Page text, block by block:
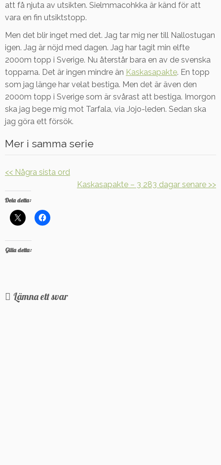
att få njuta av utsikten. Sielmmacohkka är känd för att
vara en fin utsiktstopp.
Men det blir inget med det. Jag tar mig ner till Nallostugan
igen. Jag är nöjd med dagen. Jag har tagit min elfte
2000m topp i Sverige. Nu återstår bara en av de svenska
topparna. Det är ingen mindre än Kaskasapakte. En topp
som jag länge har velat bestiga. Men det är även den
2000m topp i Sverige som är svårast att bestiga. Imorgon
ska jag bege mig mot Tarfala, via Jojo-leden. Sedan ska
jag göra ett försök.
Mer i samma serie
<< Några sista ord
Kaskasapakte – 3 283 dagar senare >>
Dela detta:
Gilla detta:
Lämna ett svar